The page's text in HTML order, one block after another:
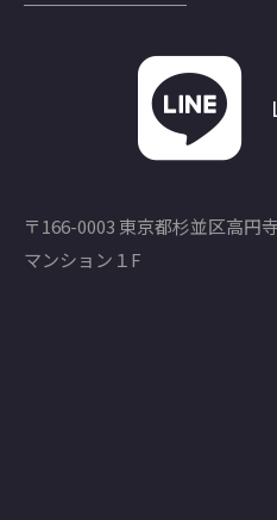
〒166-0003 東京都杉並区高円
マンション１F